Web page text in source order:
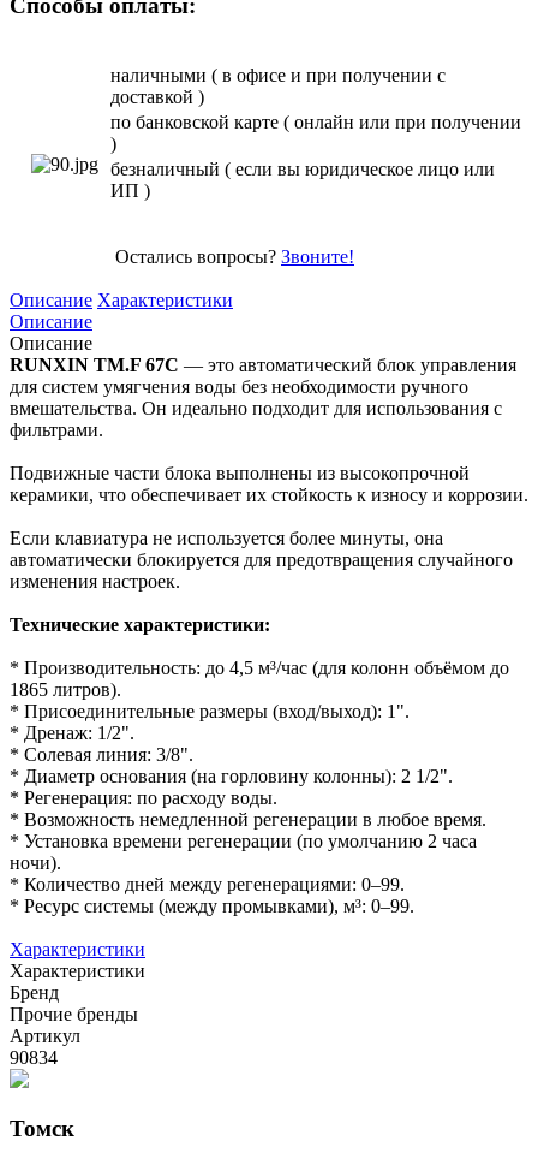
Способы оплаты:
наличными ( в офисе и при получении с
доставкой )
по банковской карте ( онлайн или при получении
)
безналичный ( если вы юридическое лицо или
ИП )
Остались вопросы? Звоните!
Описание Характеристики
Описание
Описание
RUNXIN TM.F 67C — это автоматический блок управления
для систем умягчения воды без необходимости ручного
вмешательства. Он идеально подходит для использования с
фильтрами.
Подвижные части блока выполнены из высокопрочной
керамики, что обеспечивает их стойкость к износу и коррозии.
Если клавиатура не используется более минуты, она
автоматически блокируется для предотвращения случайного
изменения настроек.
Технические характеристики:
* Производительность: до 4,5 м³/час (для колонн объёмом до
1865 литров).
* Присоединительные размеры (вход/выход): 1".
* Дренаж: 1/2".
* Солевая линия: 3/8".
* Диаметр основания (на горловину колонны): 2 1/2".
* Регенерация: по расходу воды.
* Возможность немедленной регенерации в любое время.
* Установка времени регенерации (по умолчанию 2 часа
ночи).
* Количество дней между регенерациями: 0–99.
* Ресурс системы (между промывками), м³: 0–99.
Характеристики
Характеристики
Бренд
Прочие бренды
Артикул
90834
Томск